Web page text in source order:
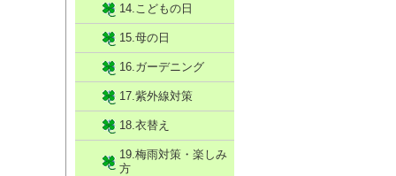
14.こどもの日
15.母の日
16.ガーデニング
17.紫外線対策
18.衣替え
19.梅雨対策・楽しみ
方